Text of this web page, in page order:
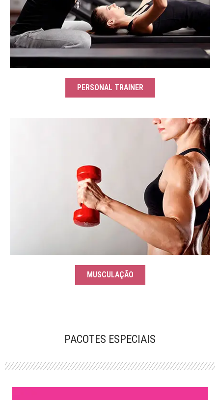
PERSONAL TRAINER
MUSCULAÇÃO
PACOTES ESPECIAIS